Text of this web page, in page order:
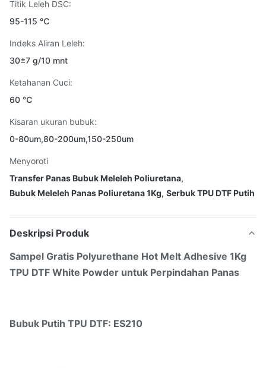
Titik Leleh DSC:
95-115 ℃
Indeks Aliran Leleh:
30±7 g/10 mnt
Ketahanan Cuci:
60 ℃
Kisaran ukuran bubuk:
0-80um,80-200um,150-250um
Menyoroti
Transfer Panas Bubuk Meleleh Poliuretana,
Bubuk Meleleh Panas Poliuretana 1Kg, Serbuk TPU DTF Putih
Deskripsi Produk
Sampel Gratis Polyurethane Hot Melt Adhesive 1Kg
TPU DTF White Powder untuk Perpindahan Panas
Bubuk Putih TPU DTF: ES210